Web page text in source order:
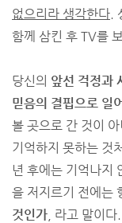
없으리라 생각한다.
함께 삼킨 후 TV를
당신의 앞선 걱정과
믿음의 결핍으로 일
볼 곳으로 간 것이
기억하지 못하는 것
년 후에는 기억나지
을 저지르기 전에는
것인가 , 라고 말이다.